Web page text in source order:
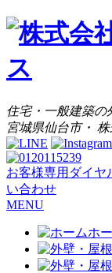
住宅・一般建築の
宮城県仙台市・
お客様専用ダイヤ
い合わせ
MENU
ホ